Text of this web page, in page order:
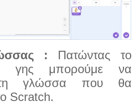
: Πατώντας το
γης μπορούμε να
τη γλώσσα που θα
Scratch.